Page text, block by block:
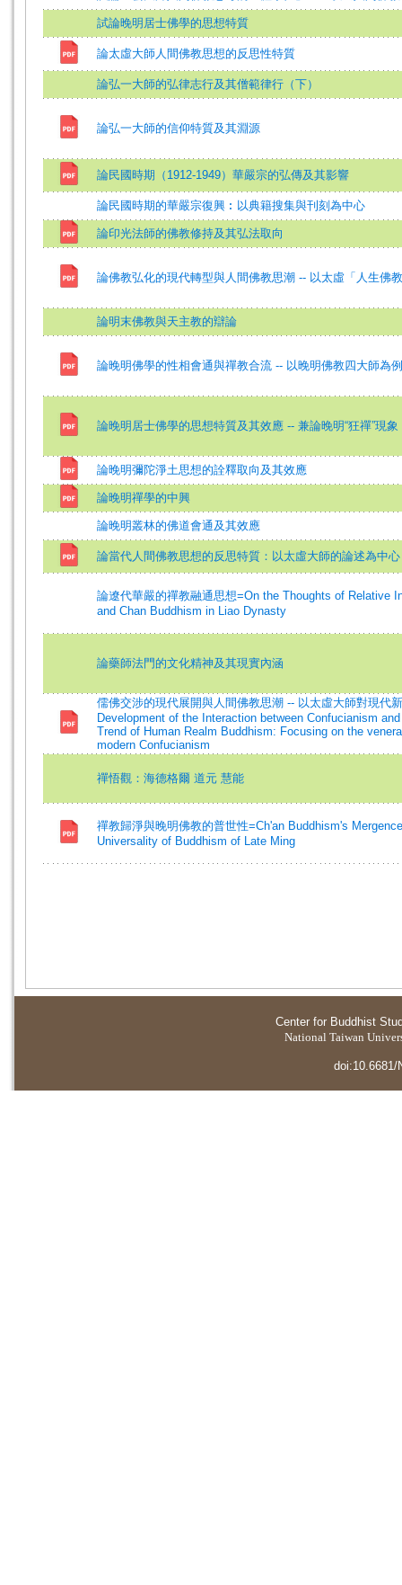
試論晚明居士佛學的思想特質
論太虛大師人間佛教思想的反思性特質
論弘一大師的弘律志行及其僧範律行（下）
論弘一大師的信仰特質及其淵源
論民國時期（1912-1949）華嚴宗的弘傳及其影響
論民國時期的華嚴宗復興︰以典籍搜集與刊刻為中心
論印光法師的佛教修持及其弘法取向
論佛教弘化的現代轉型與人間佛教思潮 -- 以太虛「人生佛
論明末佛教與天主教的辯論
論晚明佛學的性相會通與禪教合流 -- 以晚明佛教四大師為例
論晚明居士佛學的思想特質及其效應 -- 兼論晚明“狂禪”現象
論晚明彌陀淨土思想的詮釋取向及其效應
論晚明禪學的中興
論晚明叢林的佛道會通及其效應
論當代人間佛教思想的反思特質：以太虛大師的論述為中心
論遼代華嚴的禪教融通思想=On the Thoughts of Relative
and Chan Buddhism in Liao Dynasty
論藥師法門的文化精神及其現實內涵
儒佛交涉的現代展開與人間佛教思潮 -- 以太虛大師對現代
Development of the Interaction between Confucianism
Trend of Human Realm Buddhism: Focusing on the
modern Confucianism
禪悟觀：海德格爾 道元 慧能
禪教歸淨與晚明佛教的普世性=Ch'an Buddhism's
Universality of Buddhism of Late Ming
Center for Buddhist
National Taiwan
doi:10.6681/